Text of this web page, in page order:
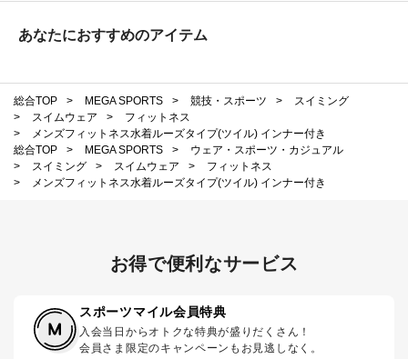
あなたにおすすめのアイテム
総合TOP > MEGA SPORTS > 競技・スポーツ >
スイミング
>
スイムウェア >
フィットネス
>
メンズフィットネス水着ルーズタイプ(ツイル) インナー付き
総合TOP
> MEGA SPORTS >
ウェア・スポーツ・カジュアル
>
スイミング > スイムウェア >
フィットネス
>
メンズフィットネス水着ルーズタイプ(ツイル) インナー付き
お得で便利なサービス
スポーツマイル会員特典
入会当日からオトクな特典が盛りだくさん！
会員さま限定のキャンペーンもお見逃しなく。